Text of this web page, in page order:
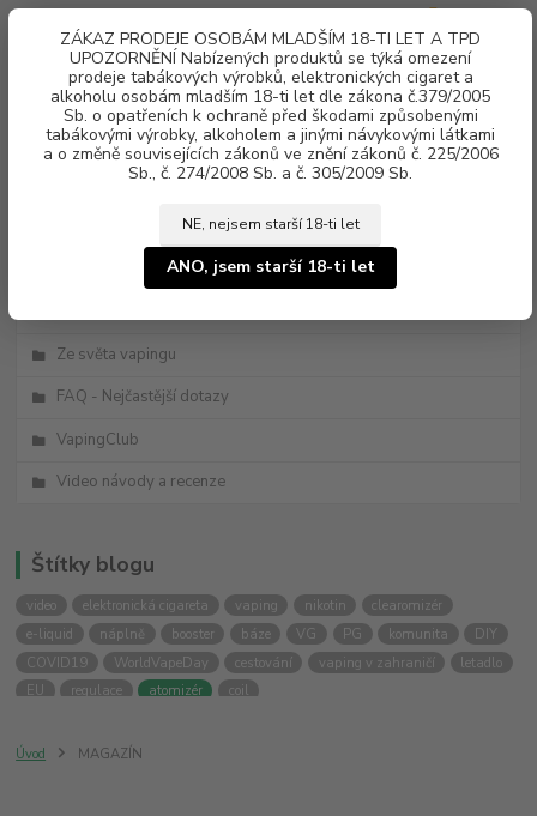
ZÁKAZ PRODEJE OSOBÁM MLADŠÍM 18-TI LET A TPD
UPOZORNĚNÍ Nabízených produktů se týká omezení
prodeje tabákových výrobků, elektronických cigaret a
alkoholu osobám mladším 18-ti let dle zákona č.379/2005
Sb. o opatřeních k ochraně před škodami způsobenými
tabákovými výrobky, alkoholem a jinými návykovými látkami
a o změně souvisejících zákonů ve znění zákonů č. 225/2006
Sb., č. 274/2008 Sb. a č. 305/2009 Sb.
NE, nejsem starší 18-ti let
ANO, jsem starší 18-ti let
Menu
za0 Kč
Ze světa vapingu
FAQ - Nejčastější dotazy
VapingClub
Video návody a recenze
Štítky blogu
video elektronická cigareta vaping nikotin
clearomizér
e-liquid
náplně booster báze VG PG komunita
DIY
COVID19
WorldVapeDay cestování vaping v zahraničí
letadlo
EU
regulace atomizér coil
Úvod MAGAZÍN